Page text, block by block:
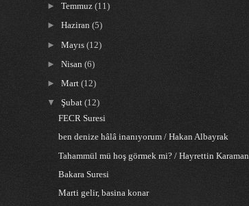
►Temmuz(11)
►Haziran(5)
►Mayıs(12)
►Nisan(6)
►Mart(12)
▼Şubat(12)
FECR Suresi
ben denize hâlâ inanıyorum / Hakan Albayrak
Tahammül mü hoş görmek mi? / Hayrettin Karaman
Bakara Suresi
Marti gelir, basina konar